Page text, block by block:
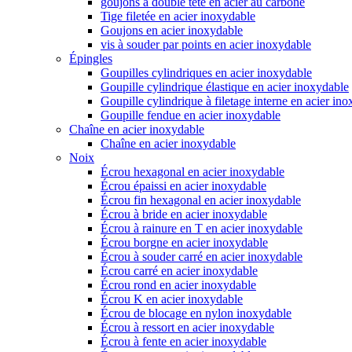
Tige filetée en acier inoxydable
Goujons en acier inoxydable
vis à souder par points en acier inoxydable
Épingles
Goupilles cylindriques en acier inoxydable
Goupille cylindrique élastique en acier inoxydable
Goupille cylindrique à filetage interne en acier
Goupille fendue en acier inoxydable
Chaîne en acier inoxydable
Chaîne en acier inoxydable
Noix
Écrou hexagonal en acier inoxydable
Écrou épaissi en acier inoxydable
Écrou fin hexagonal en acier inoxydable
Écrou à bride en acier inoxydable
Écrou à rainure en T en acier inoxydable
Écrou borgne en acier inoxydable
Écrou à souder carré en acier inoxydable
Écrou carré en acier inoxydable
Écrou rond en acier inoxydable
Écrou K en acier inoxydable
Écrou de blocage en nylon inoxydable
Écrou à ressort en acier inoxydable
Écrou à fente en acier inoxydable